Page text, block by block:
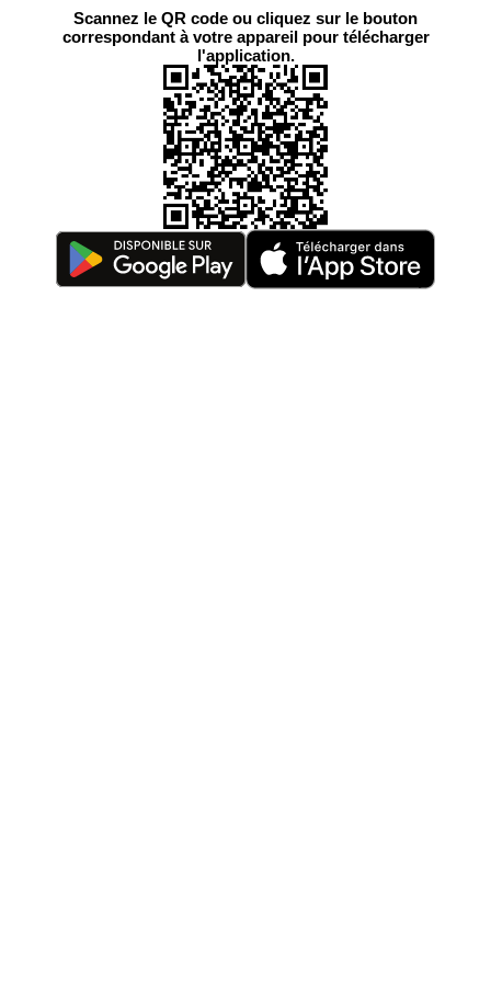
Scannez le QR code ou cliquez sur le bouton
correspondant à votre appareil pour télécharger
l'application.